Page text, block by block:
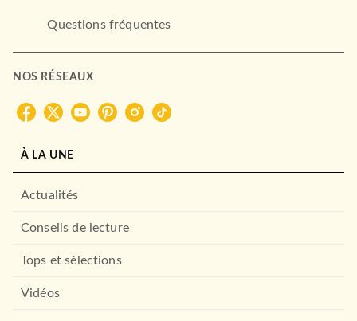
Questions fréquentes
NOS RÉSEAUX
À LA UNE
Actualités
Conseils de lecture
Tops et sélections
Vidéos